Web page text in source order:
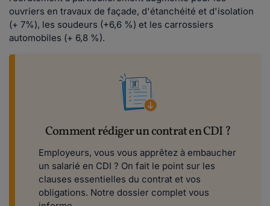
ouvriers en travaux de façade, d'étanchéité et d'isolation
(+ 7%), les soudeurs (+6,6 %) et les carrossiers
automobiles (+ 6,8 %).
Comment rédiger un contrat en CDI ?
Employeurs, vous vous apprêtez à embaucher
un salarié en CDI ? On fait le point sur les
clauses essentielles du contrat et vos
obligations. Notre dossier complet vous